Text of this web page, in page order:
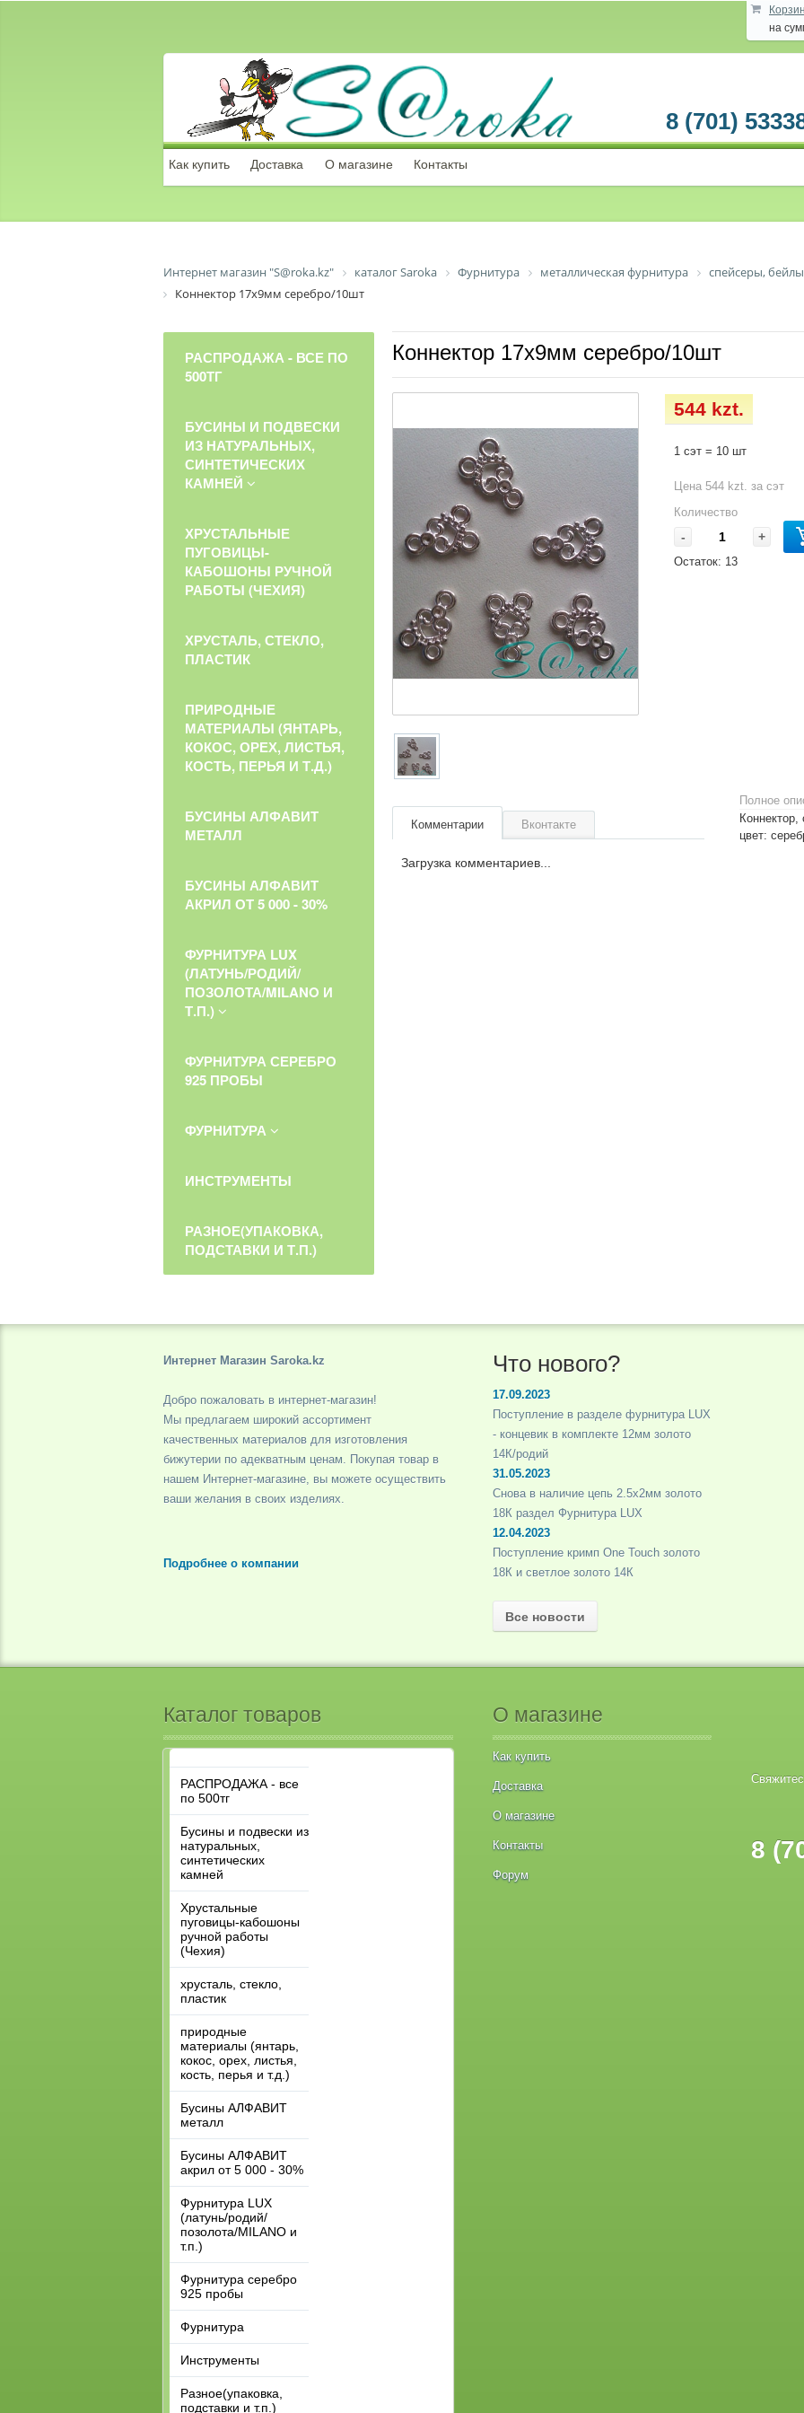
на
8 (701)
Как купить Доставка О магазине Контакты
Интернет магазин "S@roka.kz" каталог Saroka Фурнитура металлическая фурнитура
спейсеры,
Коннектор 17х9мм серебро/10шт
Коннектор 17х9мм серебро/10шт
544 kzt.
1 сэт = 10 шт
Цена 544 kzt. за сэт
Количество
- +
Остаток: 13
Полное
цвет:
Комментарии Вконтакте
Загрузка комментариев...
РАСПРОДАЖА - ВСЕ ПО
500ТГ
БУСИНЫ И ПОДВЕСКИ
ИЗ НАТУРАЛЬНЫХ,
СИНТЕТИЧЕСКИХ
КАМНЕЙ
ХРУСТАЛЬНЫЕ
ПУГОВИЦЫ-
КАБОШОНЫ РУЧНОЙ
РАБОТЫ (ЧЕХИЯ)
ХРУСТАЛЬ, СТЕКЛО,
ПЛАСТИК
ПРИРОДНЫЕ
МАТЕРИАЛЫ (ЯНТАРЬ,
КОКОС, ОРЕХ, ЛИСТЬЯ,
КОСТЬ, ПЕРЬЯ И Т.Д.)
БУСИНЫ АЛФАВИТ
МЕТАЛЛ
БУСИНЫ АЛФАВИТ
АКРИЛ ОТ 5 000 - 30%
ФУРНИТУРА LUX
(ЛАТУНЬ/РОДИЙ/
ПОЗОЛОТА/MILANO И
Т.П.)
ФУРНИТУРА СЕРЕБРО
925 ПРОБЫ
ФУРНИТУРА
ИНСТРУМЕНТЫ
РАЗНОЕ(УПАКОВКА,
ПОДСТАВКИ И Т.П.)
Интернет Магазин Saroka.kz
Добро пожаловать в интернет-магазин!
Мы предлагаем широкий ассортимент
качественных материалов для изготовления
бижутерии по адекватным ценам. Покупая товар в
нашем Интернет-магазине, вы можете осуществить
ваши желания в своих изделиях.
Подробнее о компании
Что нового?
17.09.2023
Поступление в разделе фурнитура LUX
- концевик в комплекте 12мм золото
14К/родий
31.05.2023
Снова в наличие цепь 2.5х2мм золото
18К раздел Фурнитура LUX
12.04.2023
Поступление кримп One Touch золото
18К и светлое золото 14К
Все новости
Каталог товаров
РАСПРОДАЖА - все
по 500тг
Бусины и подвески из
натуральных,
синтетических
камней
Хрустальные
пуговицы-кабошоны
ручной работы
(Чехия)
хрусталь, стекло,
пластик
природные
материалы (янтарь,
кокос, орех, листья,
кость, перья и т.д.)
Бусины АЛФАВИТ
металл
Бусины АЛФАВИТ
акрил от 5 000 - 30%
Фурнитура LUX
(латунь/родий/
позолота/MILANO и
т.п.)
Фурнитура серебро
925 пробы
Фурнитура
Инструменты
Разное(упаковка,
подставки и т.п.)
О магазине
Как купить
Доставка
О магазине
Контакты
Форум
8